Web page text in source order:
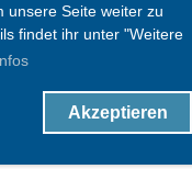
unsere Seite weiter zu
findet ihr unter "Weitere
Akzeptieren